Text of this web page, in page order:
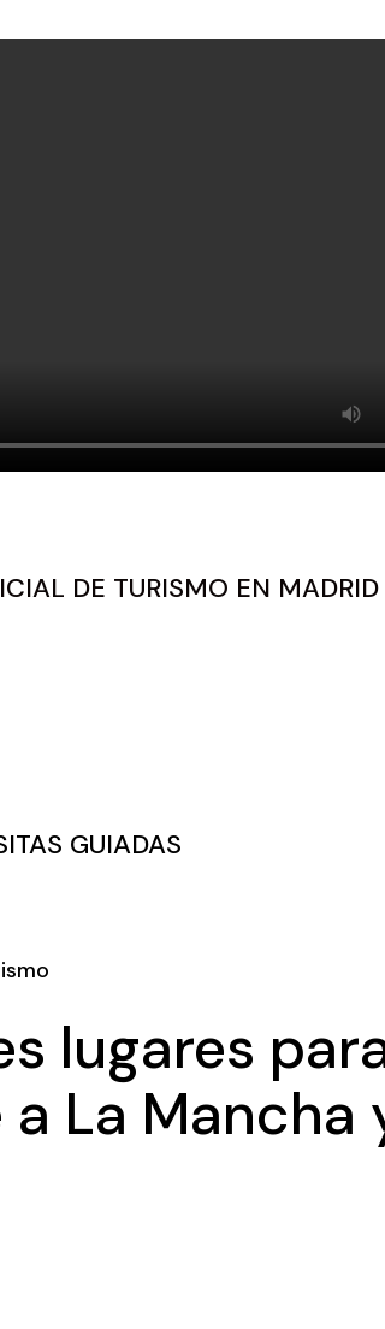
DE TURISMO EN
GUIADAS
lugares
La Mancha